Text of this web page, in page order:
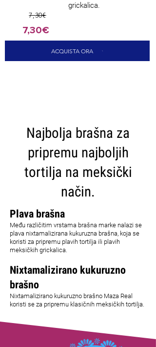
grickalica.
7,30€
7,30€
ACQUISTA ORA
Najbolja brašna za
pripremu najboljih
tortilja na meksički
način.
Plava brašna
Među različitim vrstama brašna marke nalazi se
plava nixtamalizirana kukuruzna brašna, koja se
koristi za pripremu plavih tortilja ili plavih
meksičkih grickalica.
Nixtamalizirano kukuruzno
brašno
Nixtamalizirano kukuruzno brašno Maza Real
koristi se za pripremu klasičnih meksičkih tortilja.